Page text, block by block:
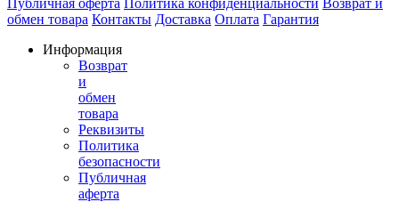
обмен товара Контакты Доставка Оплата Гарантия
Информация
Возврат
и
обмен
товара
Реквизиты
Политика
безопасности
Публичная
аферта